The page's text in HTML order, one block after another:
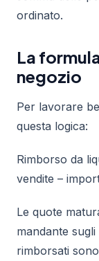
ordinato.
La
negozio
Per lavorare
questa logica:
Rimborso da
vendite –
Le quote
mandante
rimborsati